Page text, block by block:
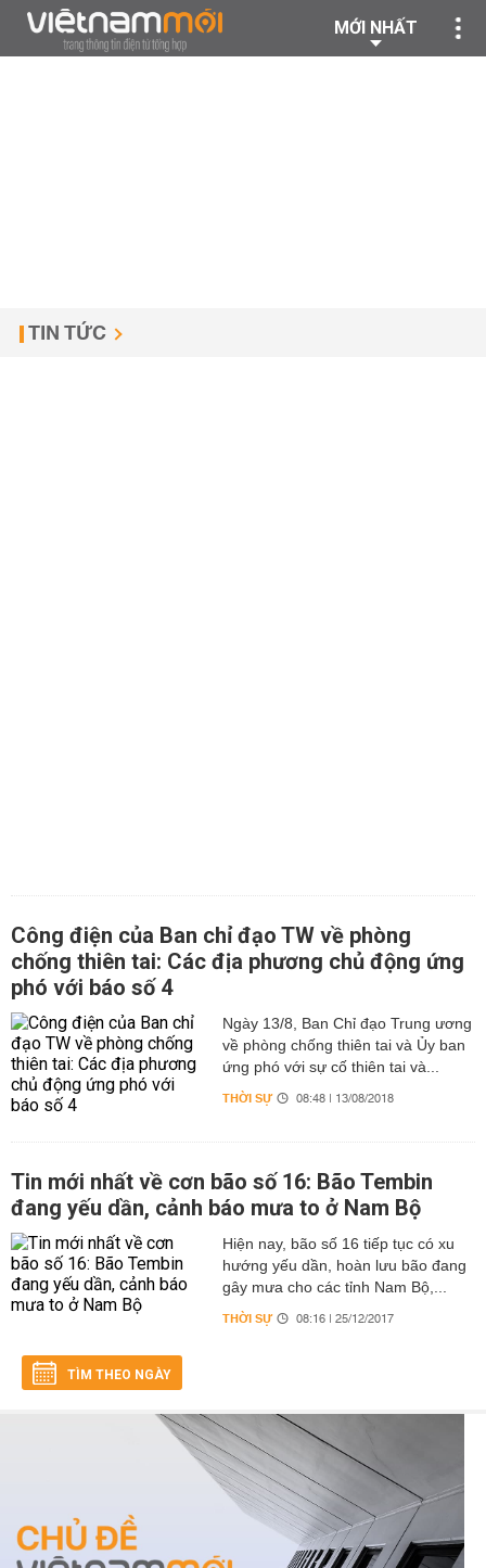
MỚI NHẤT
TIN TỨC
Công điện của Ban chỉ đạo TW về phòng
chống thiên tai: Các địa phương chủ động ứng
phó với báo số 4
Ngày 13/8, Ban Chỉ đạo Trung ương
về phòng chống thiên tai và Ủy ban
ứng phó với sự cố thiên tai và...
THỜI SỰ 08:48 | 13/08/2018
Tin mới nhất về cơn bão số 16: Bão Tembin
đang yếu dần, cảnh báo mưa to ở Nam Bộ
Hiện nay, bão số 16 tiếp tục có xu
hướng yếu dần, hoàn lưu bão đang
gây mưa cho các tỉnh Nam Bộ,...
THỜI SỰ 08:16 | 25/12/2017
TÌM THEO NGÀY